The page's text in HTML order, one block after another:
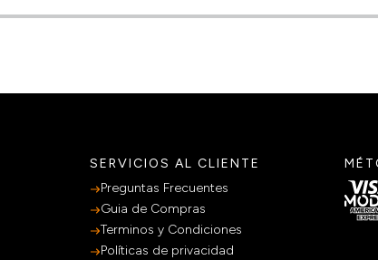
SERVICIOS AL CLIENTE
Preguntas Frecuentes
Guia de Compras
Terminos y Condiciones
Políticas de privacidad